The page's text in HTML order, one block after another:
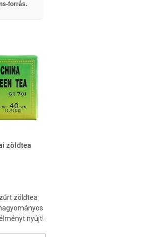
forrás.
zöldtea
zöldtea
nyújt!